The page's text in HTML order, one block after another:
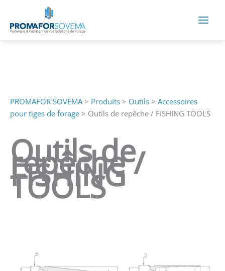
contenu
PROMAFOR SOVEMA> Produits > Outils > Accessoires
pour tiges de forage > Outils de repêche / FISHING TOOLS
Outils de
repêche /
FISHING
TOOLS